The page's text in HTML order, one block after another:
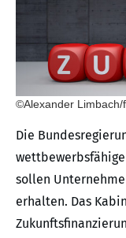
©Alexander Limbach/
Die
sollen
erhalten. Das